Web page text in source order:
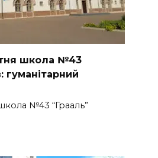
школа №43
гуманітарний
№43 “Грааль”